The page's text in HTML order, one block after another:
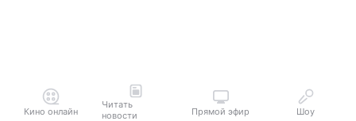
Кино онлайн
Читать
новости
Прямой эфир Шоу